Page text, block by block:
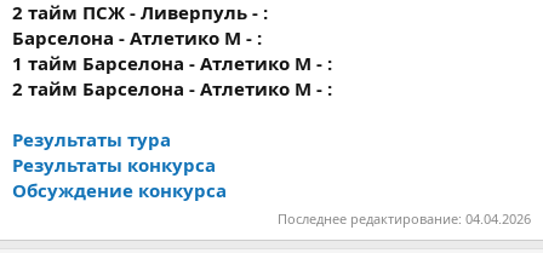
2 тайм ПСЖ - Ливерпуль - :
Барселона - Атлетико М - :
1 тайм Барселона - Атлетико М - :
2 тайм Барселона - Атлетико М - :
Результаты тура
Результаты конкурса
Обсуждение конкурса
Последнее редактирование: 04.04.2026